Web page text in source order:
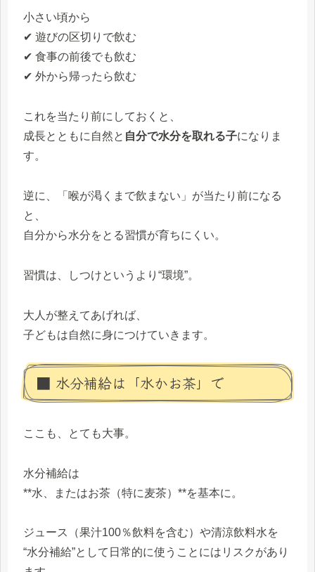
小さい頃から
✔ 遊びの区切りで飲む
✔ 食事の前後でも飲む
✔ 外から帰ったら飲む
これを当たり前にしておくと、
成長とともに自然と 自分で水分を取れる子になりま
す。
逆に、「喉が渇くまで飲まない」が当たり前になる
と、
自分から水分をとる習慣が育ちにくい。
習慣は、しつけというより“環境”。
大人が整えてあげれば、
子どもは自然に身につけていきます。
■ 水分補給は「水かお茶」で
ここも、とても大事。
水分補給は
**水、またはお茶（特に麦茶）**を基本に。
ジュース（果汁100％飲料を含む）や清涼飲料水を
“水分補給”として日常的に使うことにはリスクがあり